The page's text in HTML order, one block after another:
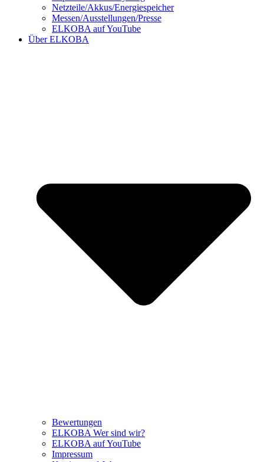
Netzteile/Akkus/Energiespeicher
Messen/Ausstellungen/Presse
ELKOBA auf YouTube
Über ELKOBA
Bewertungen
ELKOBA Wer sind wir?
ELKOBA auf YouTube
Impressum